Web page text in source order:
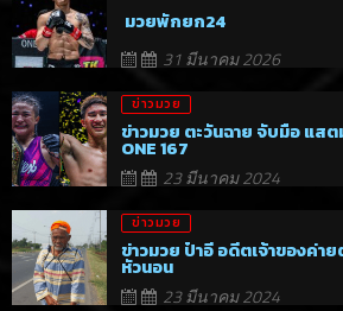
มวยพักยก24
31 มีนาคม 2026
ข่าวมวย
ข่าวมวย ตะวันฉาย จับมือ แส
ONE 167
23 มีนาคม 2024
ข่าวมวย
ข่าวมวย ป๋าอี อดีตเจ้าของค่า
หัวนอน
23 มีนาคม 2024